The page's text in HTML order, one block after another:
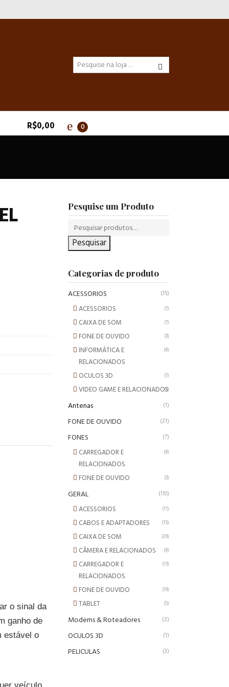
0
R$0,00
o sinal da
ganho de
estável o
Pesquise um Produto
Pesquisar
Categorias de produto
ACESSORIOS (15)
ACESSORIOS (1)
CAIXA DE SOM (1)
FONE DE OUVIDO (3)
INFORMÁTICA E
RELACIONADOS
(4)
OCULOS 3D (1)
VIDEO GAME E RELACIONADOS
(3)
Antenas (1)
FONE DE OUVIDO (21)
FONES (7)
CARREGADOR E
RELACIONADOS
(4)
FONE DE OUVIDO (3)
GERAL (110)
ACESSORIOS (11)
CABOS E ADAPTADORES (15)
CAIXA DE SOM (29)
CÂMERA E RELACIONADOS (4)
CARREGADOR E
RELACIONADOS
(13)
FONE DE OUVIDO (19)
TABLET (5)
Modems & Roteadores (2)
OCULOS 3D (1)
PELICULAS (3)